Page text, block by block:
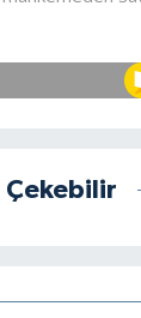
Çekebilir